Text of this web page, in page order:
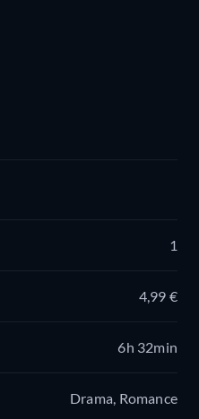
1
4,99 €
6h 32min
Drama, Romance